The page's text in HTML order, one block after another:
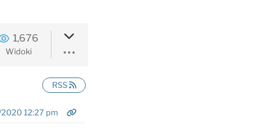
1,676
Widoki
RSS
12:27 pm